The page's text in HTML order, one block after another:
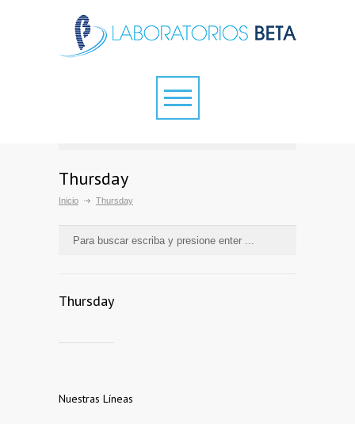
Thursday
Inicio Thursday
Thursday
Nuestras Líneas